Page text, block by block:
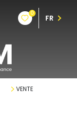
0
FR
VENTE